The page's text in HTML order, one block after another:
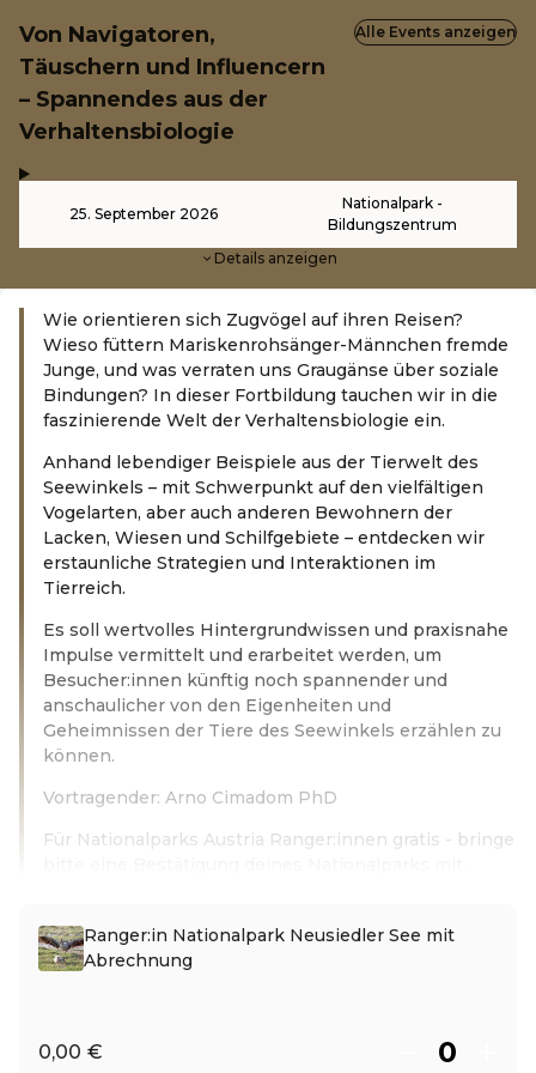
Von Navigatoren,
Täuschern und Influencern
– Spannendes aus der
Verhaltensbiologie
25. September 2026
Nationalpark -
Bildungszentrum
Details anzeigen
Alle Events anzeigen
Wie orientieren sich Zugvögel auf ihren Reisen?
Wieso füttern Mariskenrohsänger-Männchen fremde
Junge, und was verraten uns Graugänse über soziale
Bindungen? In dieser Fortbildung tauchen wir in die
faszinierende Welt der Verhaltensbiologie ein.
Anhand lebendiger Beispiele aus der Tierwelt des
Seewinkels – mit Schwerpunkt auf den vielfältigen
Vogelarten, aber auch anderen Bewohnern der
Lacken, Wiesen und Schilfgebiete – entdecken wir
erstaunliche Strategien und Interaktionen im
Tierreich.
Es soll wertvolles Hintergrundwissen und praxisnahe
Impulse vermittelt und erarbeitet werden, um
Besucher:innen künftig noch spannender und
anschaulicher von den Eigenheiten und
Geheimnissen der Tiere des Seewinkels erzählen zu
können.
Vortragender: Arno Cimadom PhD
Für Nationalparks Austria Ranger:innen gratis - bringe
Ranger:in Nationalpark Neusiedler See mit
Abrechnung
0,00 €